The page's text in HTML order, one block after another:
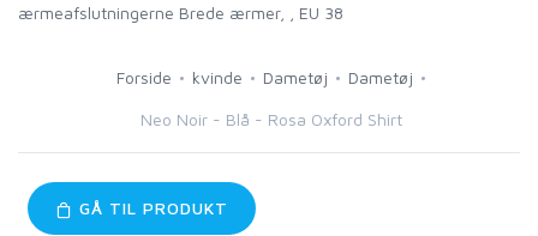
ærmeafslutningerne Brede ærmer, , EU 38
Forside kvinde Dametøj Dametøj
Neo Noir - Blå - Rosa Oxford Shirt
GÅ TIL PRODUKT